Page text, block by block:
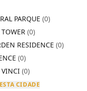
PARQUE (0)
(0)
RESIDENCE (0)
(0)
VINCI (0)
CIDADE